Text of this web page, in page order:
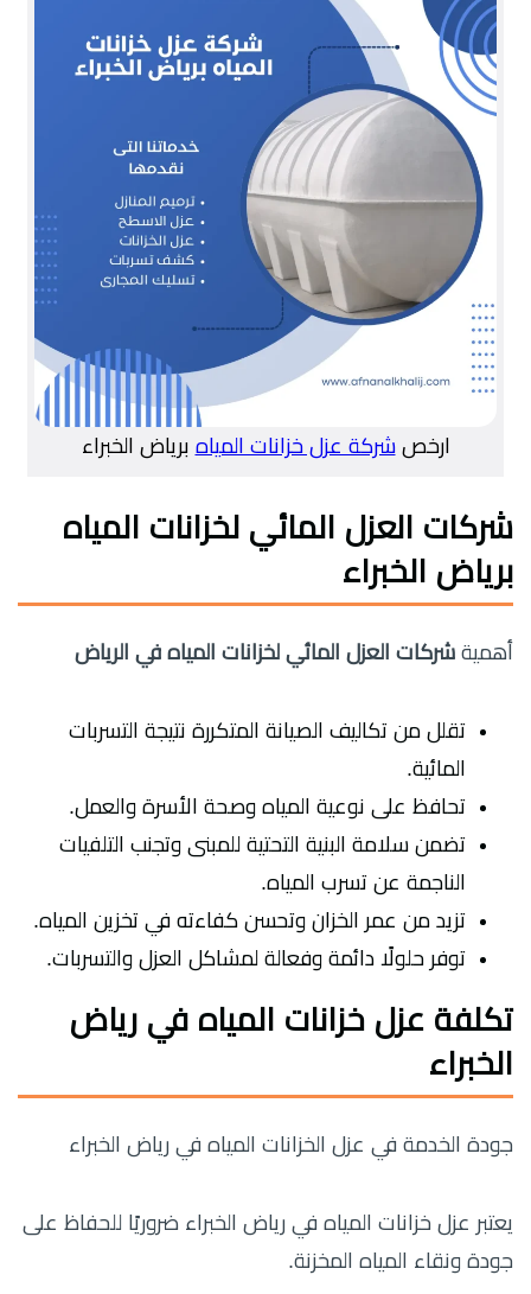
ارخصشركة عزل خزانات المياهبرياض الخبراء
شركات العزل المائي لخزانات المياه
برياض الخبراء
أهميةشركات العزل المائي لخزانات المياه في الرياض
تقلل من تكاليف الصيانة المتكررة نتيجة التسربات
المائية.
تحافظ على نوعية المياه وصحة الأسرة والعمل.
تضمن سلامة البنية التحتية للمبنى وتجنب التلفيات
الناجمة عن تسرب المياه.
تزيد من عمر الخزان وتحسن كفاءته في تخزين المياه.
توفر حلولًا دائمة وفعالة لمشاكل العزل والتسربات.
تكلفة عزل خزانات المياه في رياض
الخبراء
جودة الخدمة في عزل الخزانات المياه في رياض الخبراء
يعتبر عزل خزانات المياه في رياض الخبراء ضروريًا للحفاظ على
جودة ونقاء المياه المخزنة.